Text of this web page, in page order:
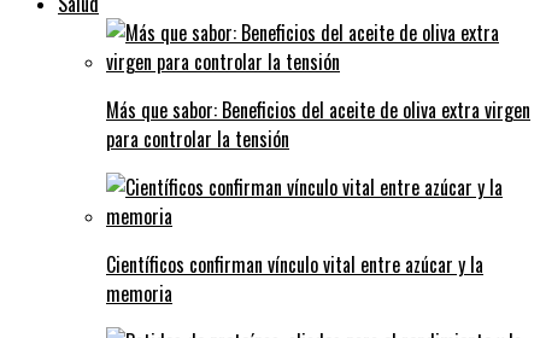
Más que sabor: Beneficios del aceite de oliva extra virgen
para controlar la tensión
Científicos confirman vínculo vital entre azúcar y la
memoria